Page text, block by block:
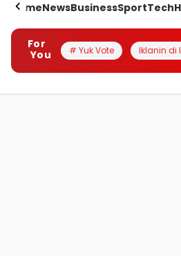
HomeNewsBusinessSportTech
For
You
# Yuk Vote Iklanin di